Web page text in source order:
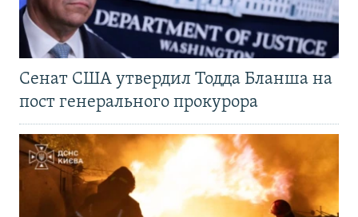
Сенат США утвердил Тодда Бланша на
пост генерального прокурора